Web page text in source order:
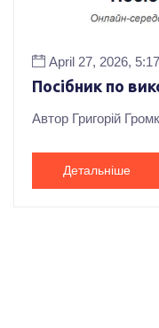
April 27, 2026,
Посібник по
Автор Григорій
Детальніше